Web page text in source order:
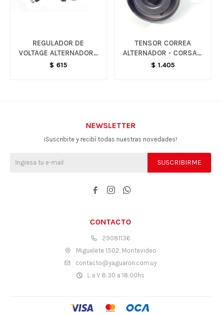
REGULADOR DE
VOLTAGE ALTERNADOR -
SPARK
$ 615
TENSOR CORREA
ALTERNADOR - CORSA /
CELTA
$ 1.405
CONTACTO
29081136
Miguelete 1502, Montevideo
contacto@yaguaron.com.uy
L a V 8:30 a 18:00hs
NEWSLETTER
¡Suscribite y recibí todas nuestras novedades!
SUSCRIBIRME
  